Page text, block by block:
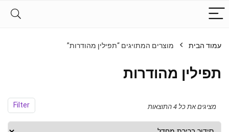
עמוד הבית מוצרים המתויגים “תפילין מהודרות”
תפילין מהודרות
Filter מציגים את כל ⁦4⁩ התוצאות